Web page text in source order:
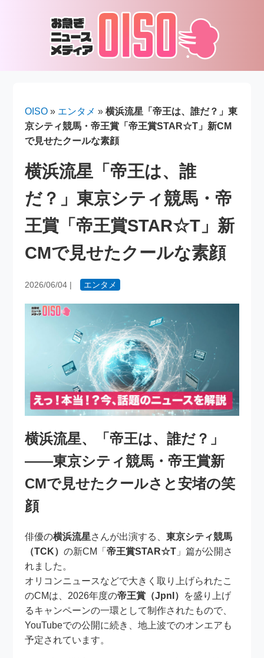
OISO » エンタメ »横浜流星「帝王は、誰だ？」東
京シティ競馬・帝王賞「帝王賞STAR☆T」新CM
で見せたクールな素顔
横浜流星「帝王は、誰
だ？」東京シティ競馬・帝
王賞「帝王賞STAR☆T」新
CMで見せたクールな素顔
2026/06/04 | エンタメ
横浜流星、「帝王は、誰だ？」
——東京シティ競馬・帝王賞新
CMで見せたクールさと安堵の笑
顔
俳優の横浜流星さんが出演する、東京シティ競馬
（TCK）の新CM「帝王賞STAR☆T 」篇が公開さ
れました。
オリコンニュースなどで大きく取り上げられたこ
のCMは、2026年度の帝王賞（JpnI） を盛り上げ
るキャンペーンの一環として制作されたもので、
YouTubeでの公開に続き、地上波でのオンエアも
予定されています。